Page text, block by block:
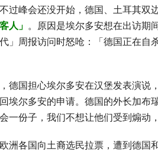
峰会还没开始，德国、土耳其双
人」 。原因是埃尔多安想在出访期
」周报访问时怒呛：「德国正在自
德国担心埃尔多安在汉堡发表演
埃尔多安的申请。德国的外长加
份子，我们不想让他们受到煽动
洲各国向土裔选民拉票，遭到德